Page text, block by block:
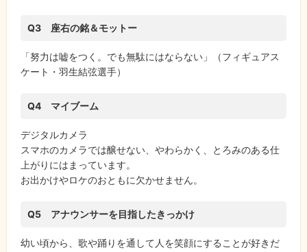
Q3 座右の銘＆モットー
「努力は嘘をつく。でも無駄にはならない」（フィギュアス
ケート・羽生結弦選手）
Q4 マイブーム
デジタルカメラ
スマホのカメラでは醸せない、やわらかく、とろみのある仕
上がりにはまっています。
お出かけやロケのおともに欠かせません。
Q5 アナウンサーを目指したきっかけ
幼い頃から、歌や踊りを通して人を笑顔にすることが好きだ